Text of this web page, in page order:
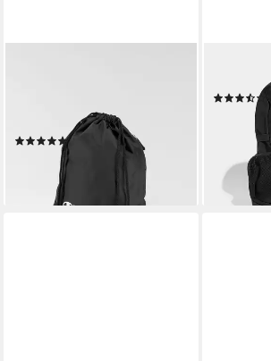
Stil, mit Rückfach
(7)
lieferbar - in 1-2 Werktagen bei dir
ADIDAS
27,99 €
lieferbar -